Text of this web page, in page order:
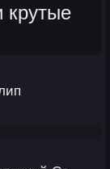
крутые